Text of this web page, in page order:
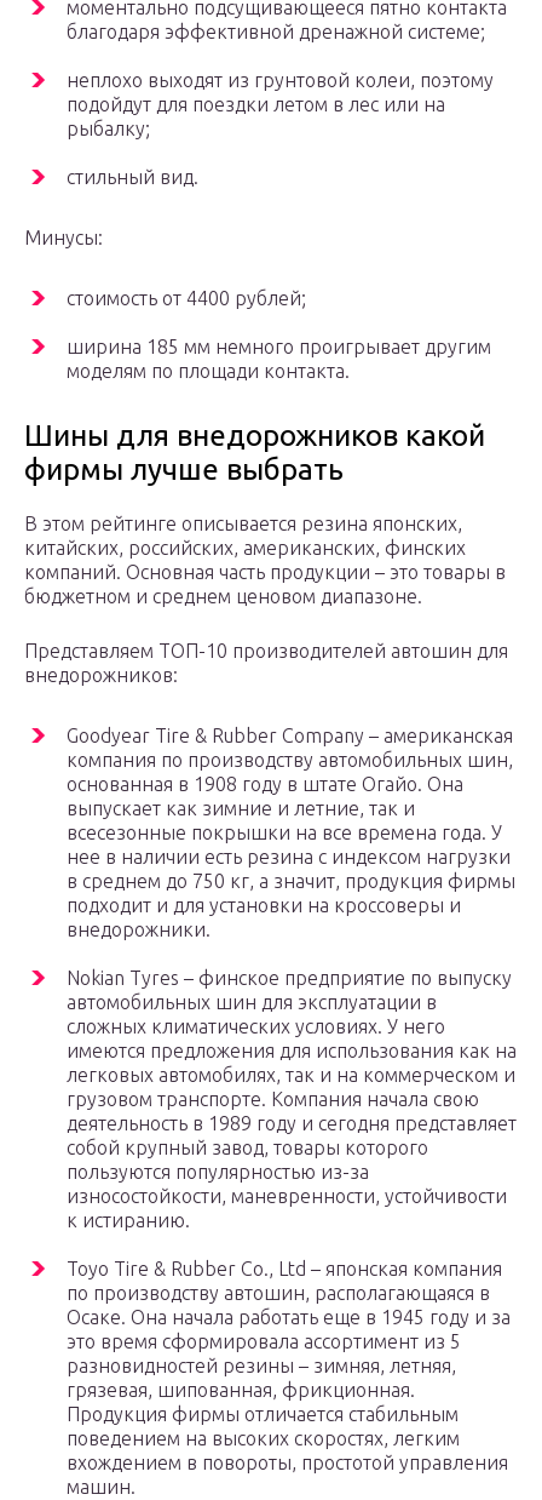
моментально подсущивающееся пятно контакта
благодаря эффективной дренажной системе;
неплохо выходят из грунтовой колеи, поэтому
подойдут для поездки летом в лес или на
рыбалку;
стильный вид.
Минусы:
стоимость от 4400 рублей;
ширина 185 мм немного проигрывает другим
моделям по площади контакта.
Шины для внедорожников какой
фирмы лучше выбрать
В этом рейтинге описывается резина японских,
китайских, российских, американских, финских
компаний. Основная часть продукции – это товары в
бюджетном и среднем ценовом диапазоне.
Представляем ТОП-10 производителей автошин для
внедорожников:
Goodyear Tire & Rubber Company – американская
компания по производству автомобильных шин,
основанная в 1908 году в штате Огайо. Она
выпускает как зимние и летние, так и
всесезонные покрышки на все времена года. У
нее в наличии есть резина с индексом нагрузки
в среднем до 750 кг, а значит, продукция фирмы
подходит и для установки на кроссоверы и
внедорожники.
Nokian Tyres – финское предприятие по выпуску
автомобильных шин для эксплуатации в
сложных климатических условиях. У него
имеются предложения для использования как на
легковых автомобилях, так и на коммерческом и
грузовом транспорте. Компания начала свою
деятельность в 1989 году и сегодня представляет
собой крупный завод, товары которого
пользуются популярностью из-за
износостойкости, маневренности, устойчивости
к истиранию.
Toyo Tire & Rubber Co., Ltd – японская компания
по производству автошин, располагающаяся в
Осаке. Она начала работать еще в 1945 году и за
это время сформировала ассортимент из 5
разновидностей резины – зимняя, летняя,
грязевая, шипованная, фрикционная.
Продукция фирмы отличается стабильным
поведением на высоких скоростях, легким
вхождением в повороты, простотой управления
машин.